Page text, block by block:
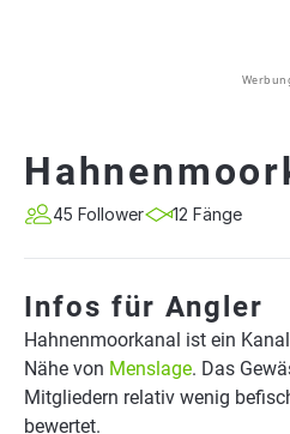
45 Follower 12 Fänge
Infos für Angler
Hahnenmoorkanal ist ein
Nähe von Menslage. Das
Mitgliedern relativ wenig
bewertet.